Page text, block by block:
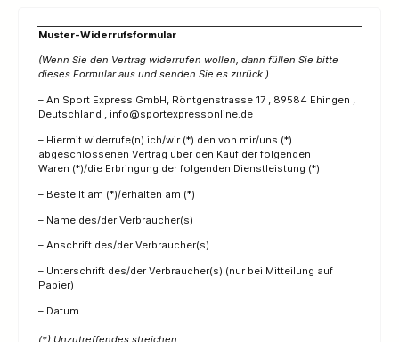
Muster-Widerrufsformular
(Wenn Sie den Vertrag widerrufen wollen, dann füllen Sie bitte
dieses Formular aus und senden Sie es zurück.)
– An Sport Express GmbH, Röntgenstrasse 17 , 89584 Ehingen ,
Deutschland , info@sportexpressonline.de
– Hiermit widerrufe(n) ich/wir (*) den von mir/uns (*)
abgeschlossenen Vertrag über den Kauf der folgenden
Waren (*)/die Erbringung der folgenden Dienstleistung (*)
– Bestellt am (*)/erhalten am (*)
– Name des/der Verbraucher(s)
– Anschrift des/der Verbraucher(s)
– Unterschrift des/der Verbraucher(s) (nur bei Mitteilung auf
Papier)
– Datum
(*) Unzutreffendes streichen.